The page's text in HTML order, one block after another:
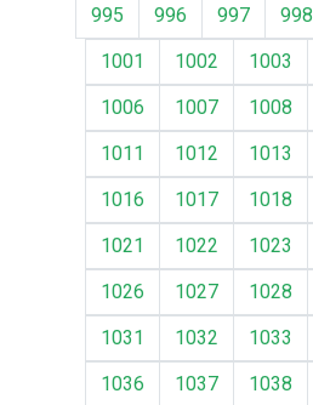
995
996 997 998
1001
1002 1003
1006
1007 1008
1011
1012 1013
1016
1017 1018
1021
1022 1023
1026
1027 1028
1031
1032 1033
1036
1037 1038